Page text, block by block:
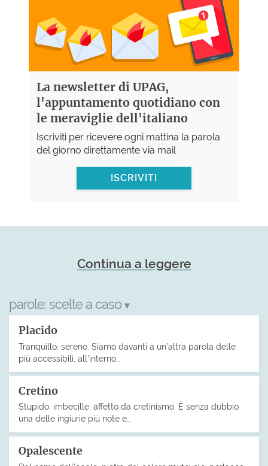
La newsletter di UPAG,
l'appuntamento quotidiano con
le meraviglie dell'italiano
Iscriviti per ricevere ogni mattina la parola
del giorno direttamente via mail
ISCRIVITI
Continua a leggere
parole: scelte a caso ▾
Placido
Tranquillo, sereno. Siamo davanti a un’altra parola delle
più accessibili, all’interno…
Cretino
Stupido, imbecille; affetto da cretinismo. È senza dubbio
una delle ingiurie più note e…
Opalescente